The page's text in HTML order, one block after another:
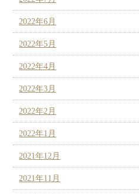
2022年6月
2022年5月
2022年4月
2022年3月
2022年2月
2022年1月
2021年12月
2021年11月